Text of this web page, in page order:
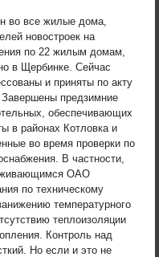
во все жилые дома,
новостроек на
по 22 жилым домам,
в Щербинке. Сейчас
и приняты по акту
предзимние
обеспечивающих
в районах Котловка и
во время проверки по
В частности,
ОАО
по техническому
температурного
теплоизоляции
Контроль над
Но если и это не